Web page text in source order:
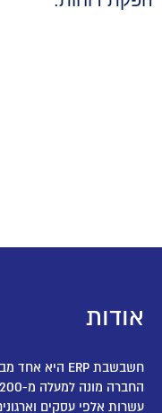
אודות
חשבשבת ERP היא אחד מבתי התוכנה הגדולים והוותיקים בישראל.
החברה מונה למעלה מ-200 עובדים, והיא פרוסה ב-10 סניפים.
עשרות אלפי עסקים